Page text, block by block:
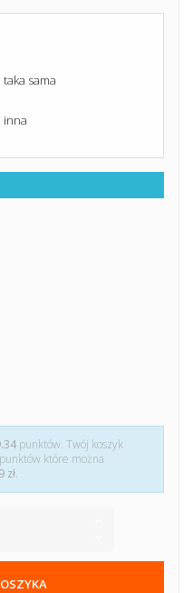
sama
inna
punktów. Twój koszyk
punktów które można
zł.